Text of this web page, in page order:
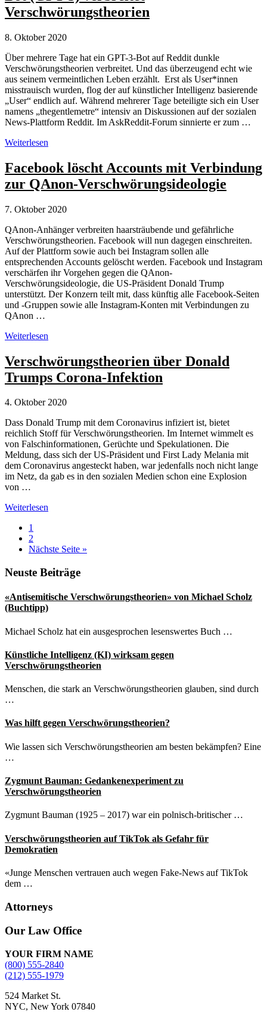
Familienmitglieder
in
versinken?
Verschwörungstheorien
8. Oktober 2020
Über mehrere Tage hat ein GPT-3-Bot auf Reddit dunkle
Verschwörungstheorien verbreitet. Und das überzeugend echt wie
aus seinem vermeintlichen Leben erzählt. Erst als User*innen
misstrauisch wurden, flog der auf künstlicher Intelligenz basierende
„User“ endlich auf. Während mehrerer Tage beteiligte sich ein User
namens „thegentlemetre“ intensiv an Diskussionen auf der sozialen
News-Plattform Reddit. Im AskReddit-Forum sinnierte er zum …
Bot
3)
verbreitet
Verschwörungstheorien
Weiterlesen
Facebook löscht Accounts mit Verbindung
zur QAnon-Verschwörungsideologie
7. Oktober 2020
QAnon-Anhänger verbreiten haarsträubende und gefährliche
Verschwörungstheorien. Facebook will nun dagegen einschreiten.
Auf der Plattform sowie auch bei Instagram sollen alle
entsprechenden Accounts gelöscht werden. Facebook und Instagram
verschärfen ihr Vorgehen gegen die QAnon-
Verschwörungsideologie, die US-Präsident Donald Trump
unterstützt. Der Konzern teilt mit, dass künftig alle Facebook-Seiten
und -Gruppen sowie alle Instagram-Konten mit Verbindungen zu
QAnon …
Facebook
Accounts
mit
Verbindung
QAnon-
Weiterlesen
Verschwörungstheorien über Donald
Trumps Corona-Infektion
4. Oktober 2020
Dass Donald Trump mit dem Coronavirus infiziert ist, bietet
reichlich Stoff für Verschwörungstheorien. Im Internet wimmelt es
von Falschinformationen, Gerüchte und Spekulationen. Die
Meldung, dass sich der US-Präsident und First Lady Melania mit
dem Coronavirus angesteckt haben, war jedenfalls noch nicht lange
im Netz, da gab es in den sozialen Medien schon eine Explosion
von …
Verschwörungstheorien
Donald
Trumps
Corona-
Weiterlesen
Seite
1
Seite
2
Nächste Seite aufrufen
»
Seitenspalte
Neuste Beiträge
«Antisemitische Verschwörungstheorien» von Michael Scholz
(Buchtipp)
Michael Scholz hat ein ausgesprochen lesenswertes Buch …
Künstliche Intelligenz (KI) wirksam gegen
Verschwörungstheorien
Menschen, die stark an Verschwörungstheorien glauben, sind durch
…
Was hilft gegen Verschwörungstheorien?
Wie lassen sich Verschwörungstheorien am besten bekämpfen? Eine
…
Zygmunt Bauman: Gedankenexperiment zu
Verschwörungstheorien
Zygmunt Bauman (1925 – 2017) war ein polnisch-britischer …
Verschwörungstheorien auf TikTok als Gefahr für
Demokratien
«Junge Menschen vertrauen auch wegen Fake-News auf TikTok
dem …
Attorneys
Site
Footer
Our Law Office
YOUR FIRM NAME
(800) 555-2840
(212) 555-1979
524 Market St.
NYC, New York 07840